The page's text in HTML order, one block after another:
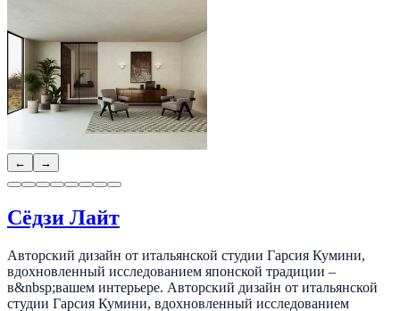
← →
Сёдзи Лайт
Авторский дизайн от итальянской студии Гарсия Кумини,
вдохновленный исследованием японской традиции –
в&nbsp;вашем интерьере. Авторский дизайн от итальянской
студии Гарсия Кумини, вдохновленный исследованием